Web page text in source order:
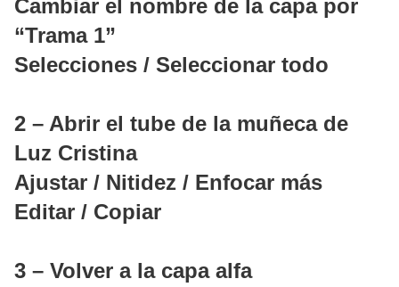
Cambiar el nombre de la capa por
“Trama 1”
Selecciones / Seleccionar todo
2 – Abrir el tube de la muñeca de
Luz Cristina
Ajustar / Nitidez / Enfocar más
Editar / Copiar
3 – Volver a la capa alfa